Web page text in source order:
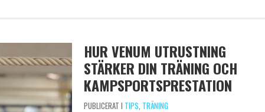
HUR VENUM UTRUSTNING
STÄRKER DIN TRÄNING OCH
KAMPSPORTSPRESTATION
PUBLICERAT I TIPS, TRÄNING